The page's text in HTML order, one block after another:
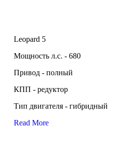
Leopard 5
Мощность л.с. - 680
Привод - полный
КПП - редуктор
Тип двигателя - гибридный
Read More